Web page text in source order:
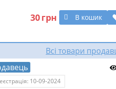
30грн В кошик
Всі товари
10-09-2024